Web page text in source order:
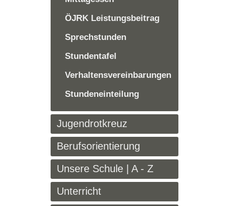
ÖJRK Leistungsbeitrag
Sprechstunden
Stundentafel
Verhaltensvereinbarungen
Stundeneinteilung
Jugendrotkreuz
Berufsorientierung
Unsere Schule | A - Z
Unterricht